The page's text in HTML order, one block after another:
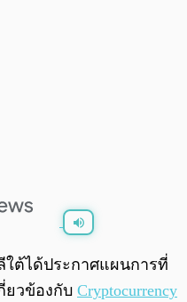
ต้ได้ประกาศแผนการที่
ยวข้องกับ Cryptocurrency